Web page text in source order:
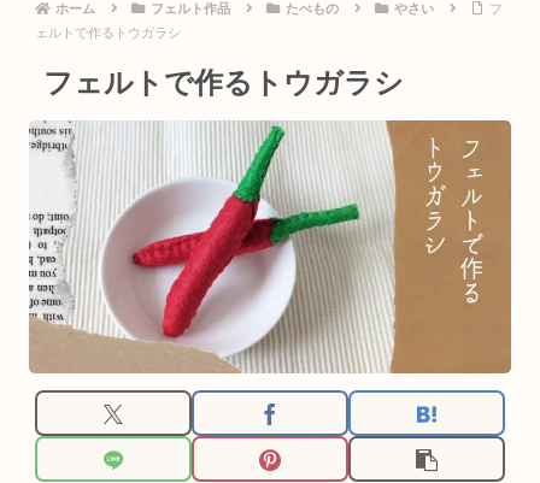
ホーム フェルト作品 たべもの やさい
フ
ェルトで作るトウガラシ
フェルトで作るトウガラシ